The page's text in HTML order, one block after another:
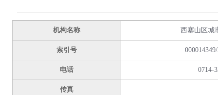
机构名称 西塞山区城
索引号
电话 0714-
传真